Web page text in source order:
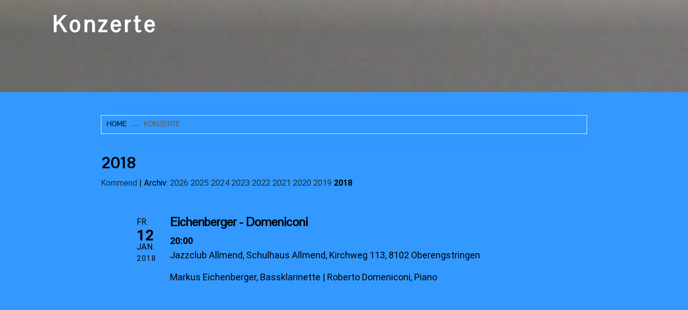
Konzerte
HOME KONZERTE
2018
Kommend | Archiv: 2026 2025 2024 2023 2022 2021 2020 2019 2018
FR.
12
JAN.
2018
Eichenberger - Domeniconi
20:00
Jazzclub Allmend, Schulhaus Allmend, Kirchweg 113, 8102 Oberengstringen
Markus Eichenberger, Bassklarinette | Roberto Domeniconi, Piano